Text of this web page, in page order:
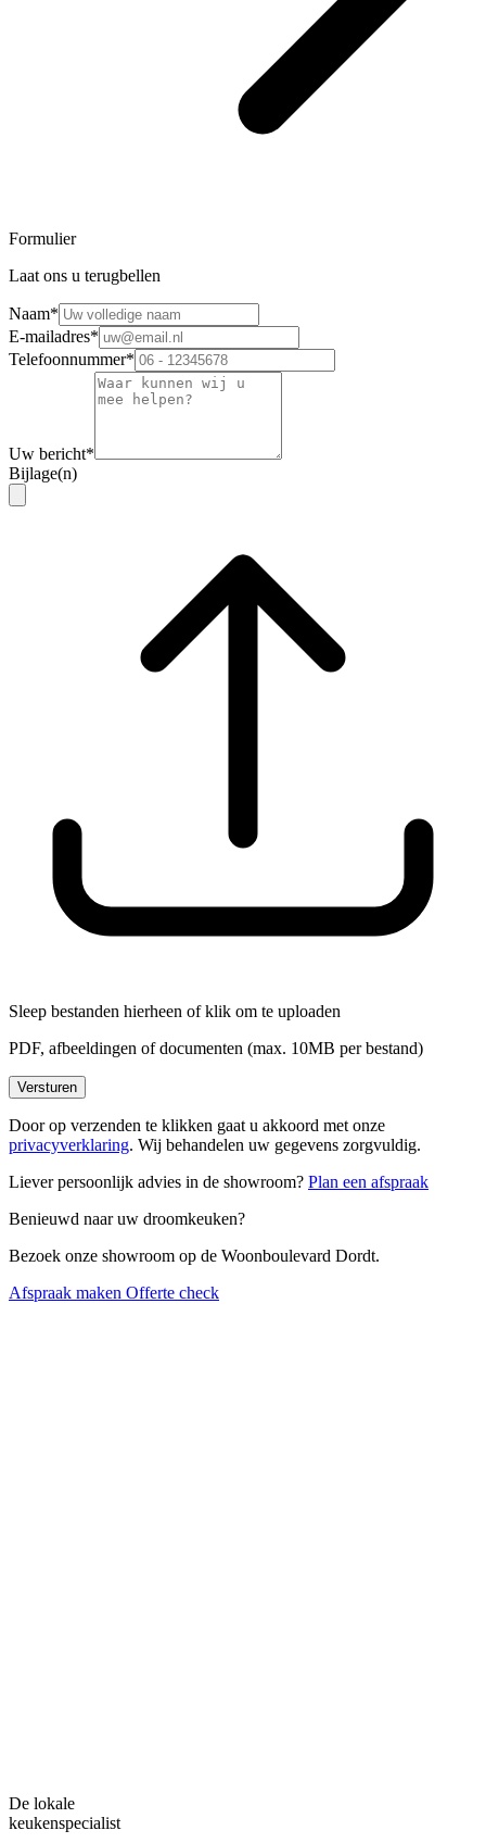
Formulier
Laat ons u terugbellen
Naam*
E-mailadres*
Telefoonnummer*
Uw bericht*
Bijlage(n)
Sleep bestanden hierheen ofklik om te uploaden
PDF, afbeeldingen of documenten (max. 10MB per bestand)
Versturen
Door op verzenden te klikken gaat u akkoord met onze
privacyverklaring. Wij behandelen uw gegevens zorgvuldig.
Liever persoonlijk advies in de showroom? Plan een afspraak
Benieuwd naar uw droomkeuken?
Bezoek onze showroom op de Woonboulevard Dordt.
Afspraak maken Offerte check
De lokale
keukenspecialist